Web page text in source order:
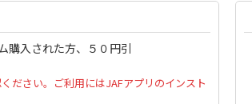
購入された方、５０円引
ださい。ご利用にはJAFアプリのインスト